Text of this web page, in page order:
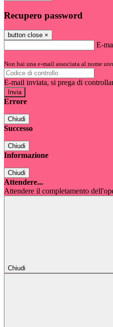
Recupero password
button close ×
E-
Non hai una e-mail associata al nome
E-mail inviata, si prega di
Errore
Chiudi
Successo
Chiudi
Informazione
Chiudi
Attendere...
Attendere il completamento
Chiudi